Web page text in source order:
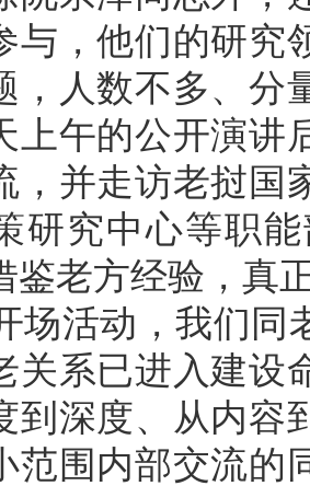
与，他们的研究
，人数不多、分
上午的公开演讲
，并走访老挝国
研究中心等职
鉴老方经验，真
活动，我们同
关系已进入建设
到深度、从内容
范围内部交流的